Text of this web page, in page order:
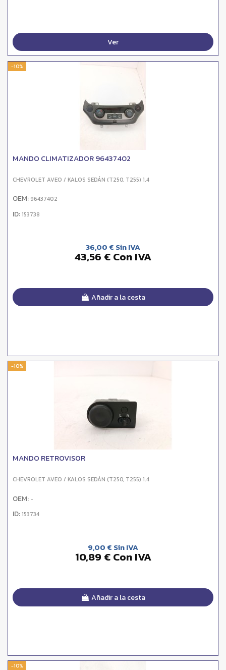
Ver
-10%
MANDO CLIMATIZADOR 96437402
CHEVROLET AVEO / KALOS SEDÁN (T250, T255) 1.4
OEM: 96437402
ID:153738
36,00 € Sin IVA
43,56 € Con IVA
Añadir a la cesta
-10%
MANDO RETROVISOR
CHEVROLET AVEO / KALOS SEDÁN (T250, T255) 1.4
OEM: -
ID:153734
9,00 € Sin IVA
10,89 € Con IVA
Añadir a la cesta
-10%